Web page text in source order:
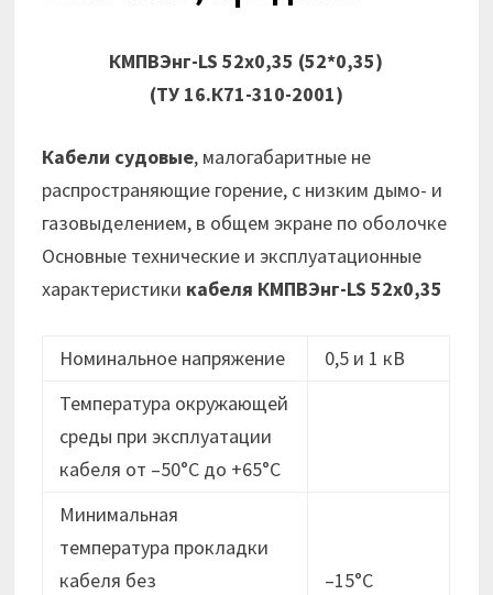
КМПВЭнг-LS 52х0,35 (52*0,35)
(ТУ 16.К71-310-2001)
Кабели судовые, малогабаритные не
распространяющие горение, с низким дымо- и
газовыделением, в общем экране по оболочке
Основные технические и эксплуатационные
характеристики кабеля КМПВЭнг-LS 52х0,35
Номинальное напряжение
0,5 и 1 кВ
Температура окружающей
среды при эксплуатации
кабеля от –50°C до +65°C
Минимальная
температура прокладки
кабеля без
–15°C